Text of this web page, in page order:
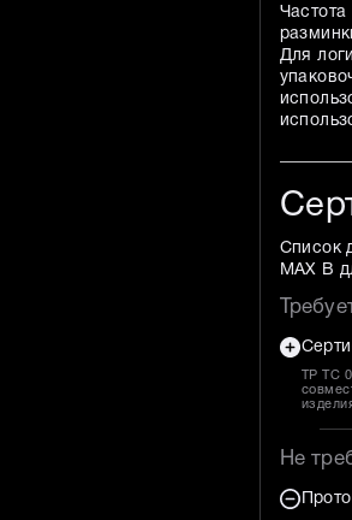
Для
Список
MAX B
ТР ТС
Не